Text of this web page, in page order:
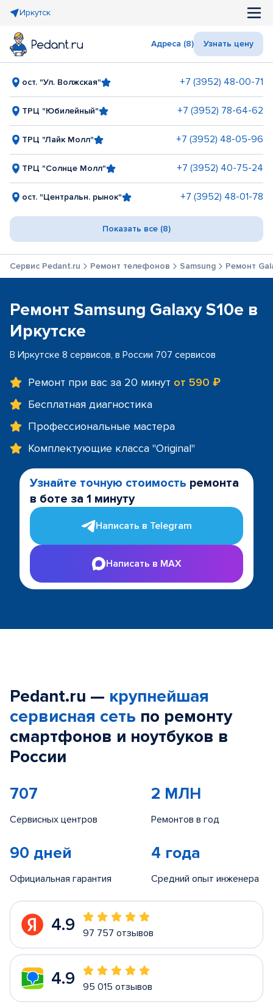
Иркутск
Адреса (8) Узнать цену
ост. "Ул. Волжская" +7 (3952) 48-00-71
ТРЦ "Юбилейный" +7 (3952) 78-64-62
ТРЦ "Лайк Молл" +7 (3952) 48-05-96
ТРЦ "Солнце Молл" +7 (3952) 40-75-24
ост. "Центральн. рынок" +7 (3952) 48-01-78
Показать все (8)
Сервис Pedant.ru Ремонт телефонов Samsung Ремонт
Ремонт Samsung Galaxy S10e в
Иркутске
В Иркутске 8 сервисов, в России 707 сервисов
Ремонт при вас за 20 минут от 590 ₽
Бесплатная диагностика
Профессиональные мастера
Комплектующие класса "Original"
Узнайте точную стоимость ремонта
в боте за 1 минуту
Написать в Telegram
Написать в MAX
Pedant.ru — крупнейшая
сервисная сеть по ремонту
смартфонов и ноутбуков в
России
707
Сервисных центров
2 МЛН
Ремонтов в год
90 дней
Официальная гарантия
4 года
Средний опыт инженера
4.9 97 757 отзывов
4.9 95 015 отзывов